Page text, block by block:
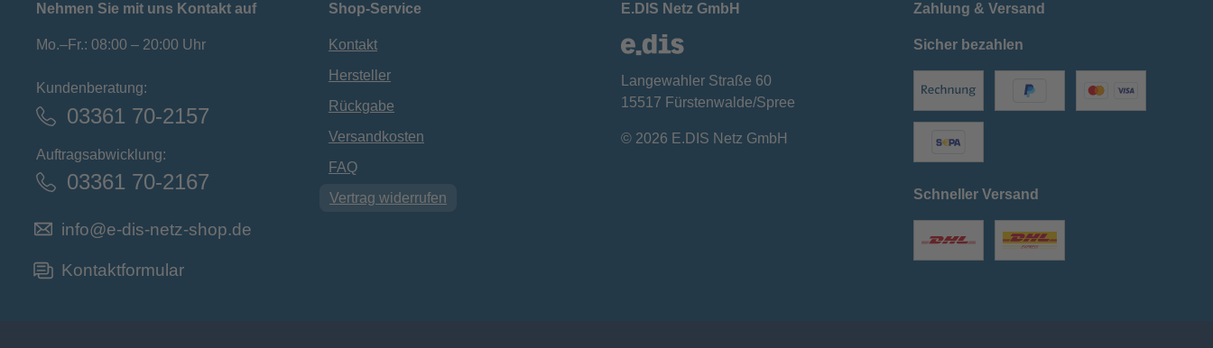
Nehmen Sie mit uns Kontakt auf
Mo.–Fr.: 08:00 – 20:00 Uhr
Kundenberatung:
03361 70-2157
Auftragsabwicklung:
03361 70-2167
info@e-dis-netz-shop.de
Kontaktformular
Shop-Service
Kontakt
Hersteller
Rückgabe
Versandkosten
FAQ
Vertrag widerrufen
E.DIS Netz GmbH
Langewahler Straße 60
15517 Fürstenwalde/Spree
© 2026 E.DIS Netz GmbH
Zahlung & Versand
Sicher bezahlen
Schneller Versand